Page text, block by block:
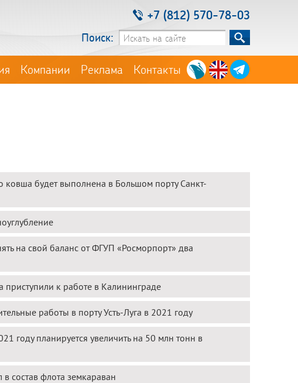
+7 (812) 570-78-03
Поиск:
Компании Реклама Контакты
ковша будет выполнена в Большом порту Санкт-
на свой баланс от ФГУП «Росморпорт» два
к работе в Калининграде
работы в порту Усть-Луга в 2021 году
году планируется увеличить на 50 млн тонн в
состав флота земкараван